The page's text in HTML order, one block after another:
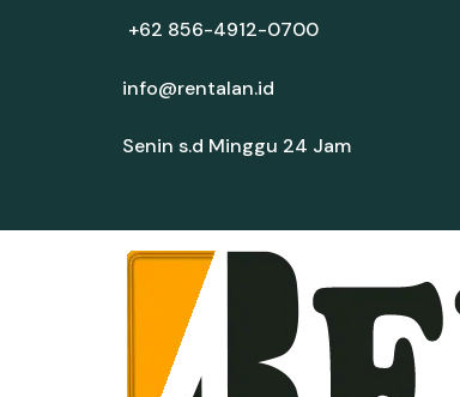
+62 856-4912-0700
info@rentalan.id
Senin s.d Minggu 24 Jam